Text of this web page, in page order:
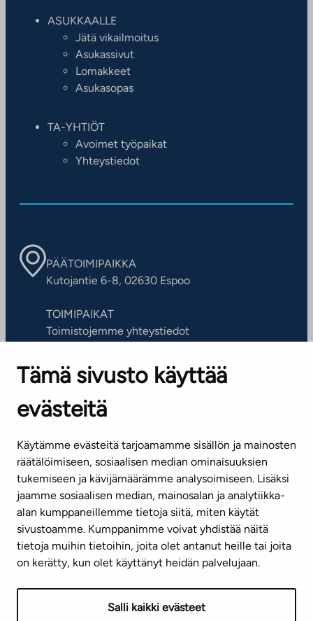
Tämä sivusto käyttää
evästeitä
Käytämme evästeitä tarjoamamme sisällön ja mainosten
räätälöimiseen, sosiaalisen median ominaisuuksien
tukemiseen ja kävijämäärämme analysoimiseen. Lisäksi
jaamme sosiaalisen median, mainosalan ja analytiikka-
alan kumppaneillemme tietoja siitä, miten käytät
sivustoamme. Kumppanimme voivat yhdistää näitä
tietoja muihin tietoihin, joita olet antanut heille tai joita
on kerätty, kun olet käyttänyt heidän palvelujaan.
Salli kaikki evästeet
ASUKKAALLE
Jätä vikailmoitus
Asukassivut
Lomakkeet
Asukasopas
TA-YHTIÖT
Avoimet työpaikat
Yhteystiedot
PÄÄTOIMIPAIKKA
Kutojantie 6-8, 02630 Espoo
TOIMIPAIKAT
Toimistojemme yhteystiedot
ASIAKASPALVELUKESKUS
Puh. 045 7734 3777
(arkisin klo 8-16)
info@ta.fi
Tilaa uutiskirje
Mediapankki
TietosuojaselosteSaavutettavuusseloste